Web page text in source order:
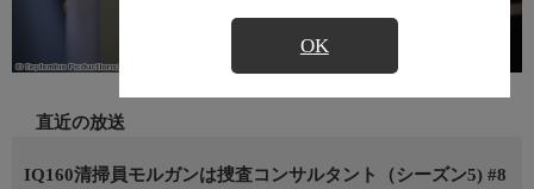
OK
直近の放送
IQ160清掃員モルガンは捜査コンサルタント（シーズン5) #8